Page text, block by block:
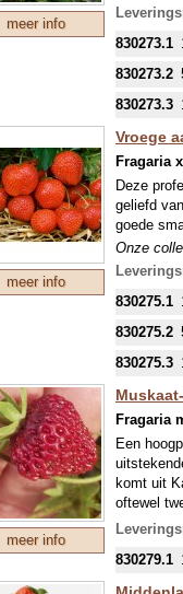
meer info
je ze
welke in
830273.1
830273.2
830273.3
meer info
Vroege
Fragaria
Deze
geliefd
goede
Onze
830275.1
830275.2
830275.3
meer info
Fragaria
Een
komt uit
oftewel
Onze
welke in
830279.1